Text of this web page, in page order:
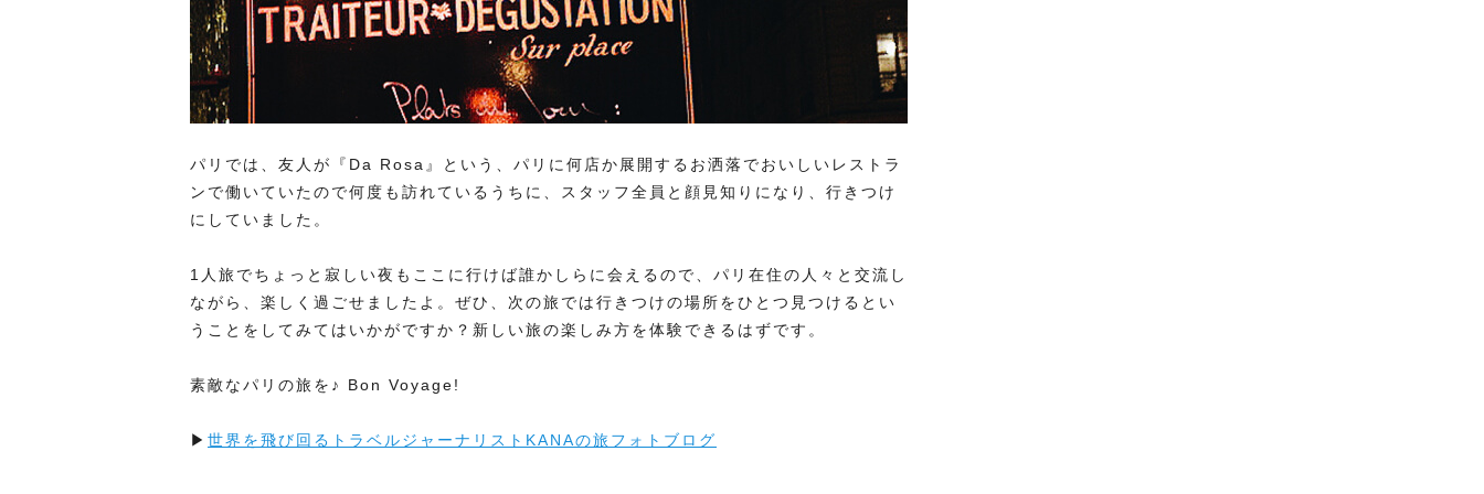
パリでは、友人が『Da Rosa』という、パリに何店か展開するお洒落でおいしいレストラ
ンで働いていたので何度も訪れているうちに、スタッフ全員と顔見知りになり、行きつけ
にしていました。
1人旅でちょっと寂しい夜もここに行けば誰かしらに会えるので、パリ在住の人々と交流し
ながら、楽しく過ごせましたよ。ぜひ、次の旅では行きつけの場所をひとつ見つけるとい
うことをしてみてはいかがですか？新しい旅の楽しみ方を体験できるはずです。
素敵なパリの旅を♪ Bon Voyage!
▶ 世界を飛び回るトラベルジャーナリストKANAの旅フォトブログ